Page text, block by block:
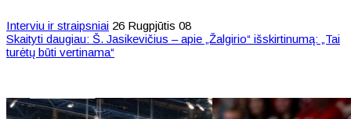
Interviu ir straipsniai 26 Rugpjūtis 08
Skaityti daugiau: Š. Jasikevičius – apie „Žalgirio“ išskirtinumą: „Tai
turėtų būti vertinama“